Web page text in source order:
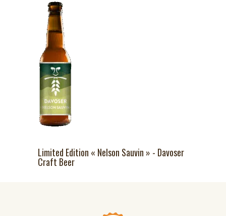
Limited Edition « Nelson Sauvin » - Davoser
Craft Beer